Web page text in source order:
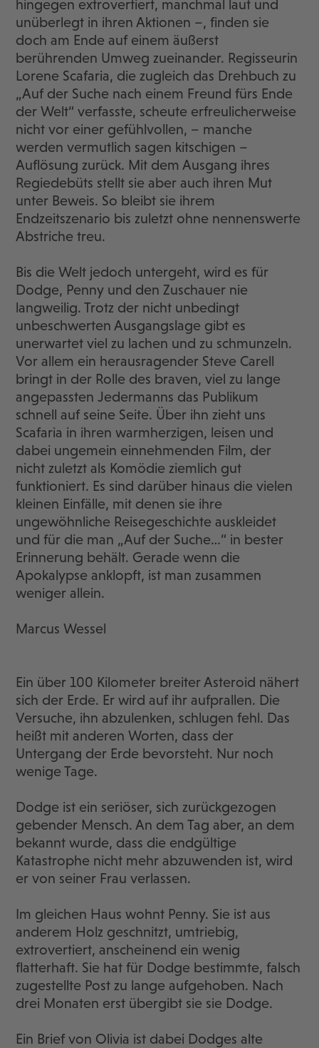
hingegen extrovertiert, manchmal laut und
unüberlegt in ihren Aktionen –, finden sie
doch am Ende auf einem äußerst
berührenden Umweg zueinander. Regisseurin
Lorene Scafaria, die zugleich das Drehbuch zu
„Auf der Suche nach einem Freund fürs Ende
der Welt“ verfasste, scheute erfreulicherweise
nicht vor einer gefühlvollen, – manche
werden vermutlich sagen kitschigen –
Auflösung zurück. Mit dem Ausgang ihres
Regiedebüts stellt sie aber auch ihren Mut
unter Beweis. So bleibt sie ihrem
Endzeitszenario bis zuletzt ohne nennenswerte
Abstriche treu.
Bis die Welt jedoch untergeht, wird es für
Dodge, Penny und den Zuschauer nie
langweilig. Trotz der nicht unbedingt
unbeschwerten Ausgangslage gibt es
unerwartet viel zu lachen und zu schmunzeln.
Vor allem ein herausragender Steve Carell
bringt in der Rolle des braven, viel zu lange
angepassten Jedermanns das Publikum
schnell auf seine Seite. Über ihn zieht uns
Scafaria in ihren warmherzigen, leisen und
dabei ungemein einnehmenden Film, der
nicht zuletzt als Komödie ziemlich gut
funktioniert. Es sind darüber hinaus die vielen
kleinen Einfälle, mit denen sie ihre
ungewöhnliche Reisegeschichte auskleidet
und für die man „Auf der Suche…“ in bester
Erinnerung behält. Gerade wenn die
Apokalypse anklopft, ist man zusammen
weniger allein.
Marcus Wessel
Ein über 100 Kilometer breiter Asteroid nähert
sich der Erde. Er wird auf ihr aufprallen. Die
Versuche, ihn abzulenken, schlugen fehl. Das
heißt mit anderen Worten, dass der
Untergang der Erde bevorsteht. Nur noch
wenige Tage.
Dodge ist ein seriöser, sich zurückgezogen
gebender Mensch. An dem Tag aber, an dem
bekannt wurde, dass die endgültige
Katastrophe nicht mehr abzuwenden ist, wird
er von seiner Frau verlassen.
Im gleichen Haus wohnt Penny. Sie ist aus
anderem Holz geschnitzt, umtriebig,
extrovertiert, anscheinend ein wenig
flatterhaft. Sie hat für Dodge bestimmte, falsch
zugestellte Post zu lange aufgehoben. Nach
drei Monaten erst übergibt sie sie Dodge.
Ein Brief von Olivia ist dabei Dodges alte